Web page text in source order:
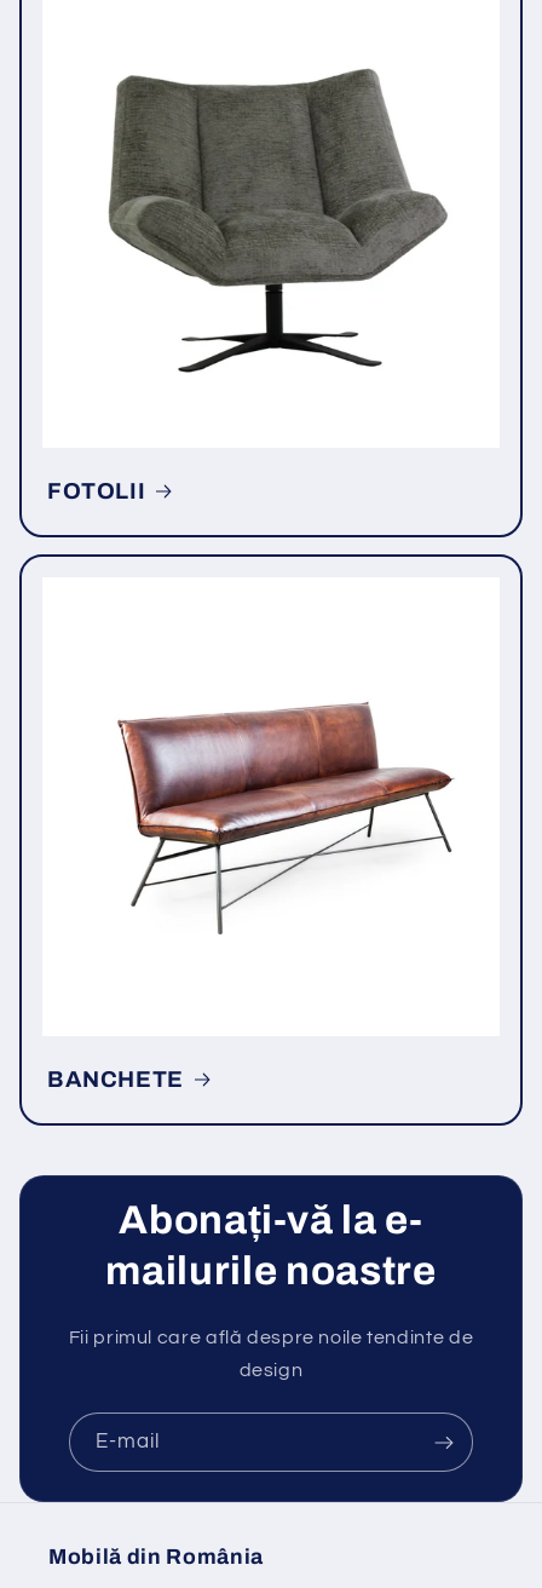
FOTOLII
BANCHETE
Abonați-vă la e-
mailurile noastre
Fii primul care află despre noile tendinte de
design
E-mail
Mobilă din România